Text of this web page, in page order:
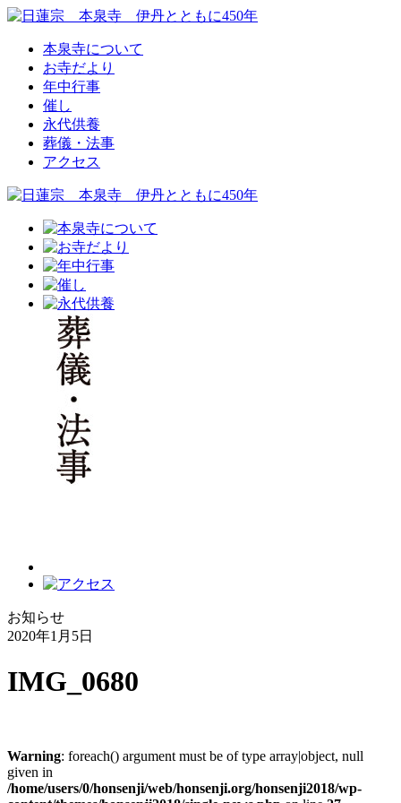
本泉寺について
お寺だより
年中行事
催し
永代供養
葬儀・法事
アクセス
お知らせ
2020年1月5日
IMG_0680
Warning: foreach() argument must be of type array|object, null
given in
/home/users/0/honsenji/web/honsenji.org/honsenji2018/wp-